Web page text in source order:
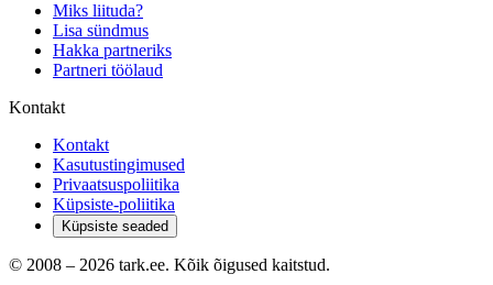
Miks liituda?
Lisa sündmus
Hakka partneriks
Partneri töölaud
Kontakt
Kontakt
Kasutustingimused
Privaatsuspoliitika
Küpsiste-poliitika
Küpsiste seaded
© 2008 – 2026 tark.ee. Kõik õigused kaitstud.